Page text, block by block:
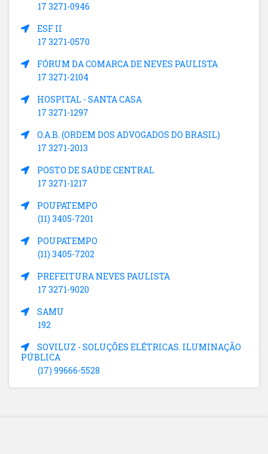
17 3271-0946
ESF II
17 3271-0570
FÓRUM DA COMARCA DE NEVES PAULISTA
17 3271-2104
HOSPITAL - SANTA CASA
17 3271-1297
O.A.B. (ORDEM DOS ADVOGADOS DO BRASIL)
17 3271-2013
POSTO DE SAÚDE CENTRAL
17 3271-1217
POUPATEMPO
(11) 3405-7201
POUPATEMPO
(11) 3405-7202
PREFEITURA NEVES PAULISTA
17 3271-9020
SAMU
192
SOVILUZ - SOLUÇÕES ELÉTRICAS. ILUMINAÇÃO
PÚBLICA
(17) 99666-5528